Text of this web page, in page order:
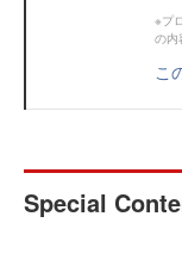
※プ
の内
こ
Special